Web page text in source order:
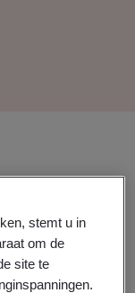
u past
stemt u in
om de
site te